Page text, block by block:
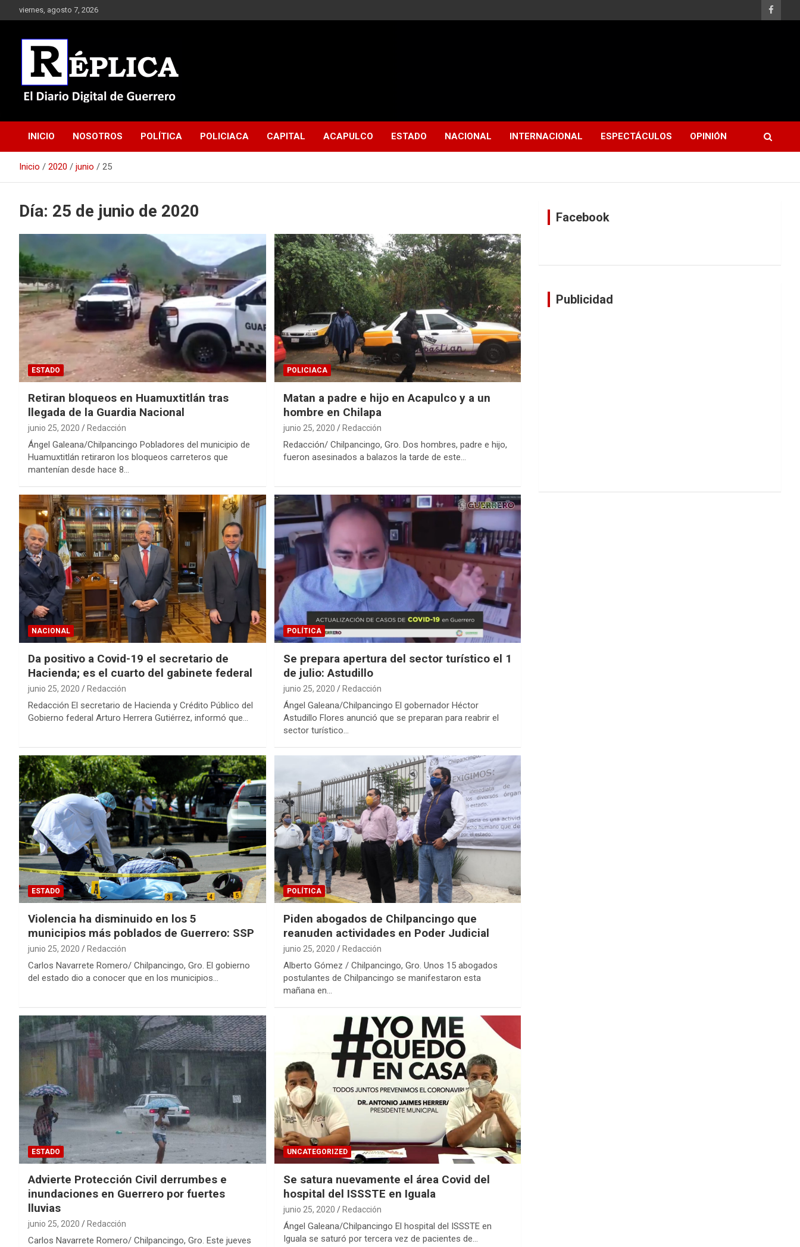
al
viernes, agosto 7, 2026
Réplica
INICIO NOSOTROS POLÍTICA POLICIACA CAPITAL ACAPULCO ESTADO NACIONAL INTERNACIONAL ESPECTÁCULOS OPINIÓN
Inicio 2020 junio 25
Día: 25 de junio de 2020
ESTADO
Retiran bloqueos en Huamuxtitlán tras
llegada de la Guardia Nacional
junio 25, 2020 Redacción
Ángel Galeana/Chilpancingo Pobladores del municipio de
Huamuxtitlán retiraron los bloqueos carreteros que
mantenían desde hace 8…
POLICIACA
Matan a padre e hijo en Acapulco y a un
hombre en Chilapa
junio 25, 2020 Redacción
Redacción/ Chilpancingo, Gro. Dos hombres, padre e hijo,
fueron asesinados a balazos la tarde de este…
NACIONAL
Da positivo a Covid-19 el secretario de
Hacienda; es el cuarto del gabinete federal
junio 25, 2020 Redacción
Redacción El secretario de Hacienda y Crédito Público del
Gobierno federal Arturo Herrera Gutiérrez, informó que…
POLÍTICA
Se prepara apertura del sector turístico el 1
de julio: Astudillo
junio 25, 2020 Redacción
Ángel Galeana/Chilpancingo El gobernador Héctor
Astudillo Flores anunció que se preparan para reabrir el
sector turístico…
ESTADO
Violencia ha disminuido en los 5
municipios más poblados de Guerrero: SSP
junio 25, 2020 Redacción
Carlos Navarrete Romero/ Chilpancingo, Gro. El gobierno
del estado dio a conocer que en los municipios…
POLÍTICA
Piden abogados de Chilpancingo que
reanuden actividades en Poder Judicial
junio 25, 2020 Redacción
Alberto Gómez / Chilpancingo, Gro. Unos 15 abogados
postulantes de Chilpancingo se manifestaron esta
mañana en…
ESTADO
Advierte Protección Civil derrumbes e
inundaciones en Guerrero por fuertes
lluvias
junio 25, 2020 Redacción
Carlos Navarrete Romero/ Chilpancingo, Gro. Este jueves
UNCATEGORIZED
Se satura nuevamente el área Covid del
hospital del ISSSTE en Iguala
junio 25, 2020 Redacción
Ángel Galeana/Chilpancingo El hospital del ISSSTE en
Iguala se saturó por tercera vez de pacientes de…
Facebook
Publicidad